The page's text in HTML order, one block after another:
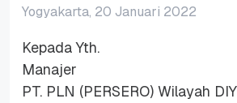
Yogyakarta, 20 Januari 2022
Kepada Yth.
Manajer
PT. PLN (PERSERO) Wilayah DIY